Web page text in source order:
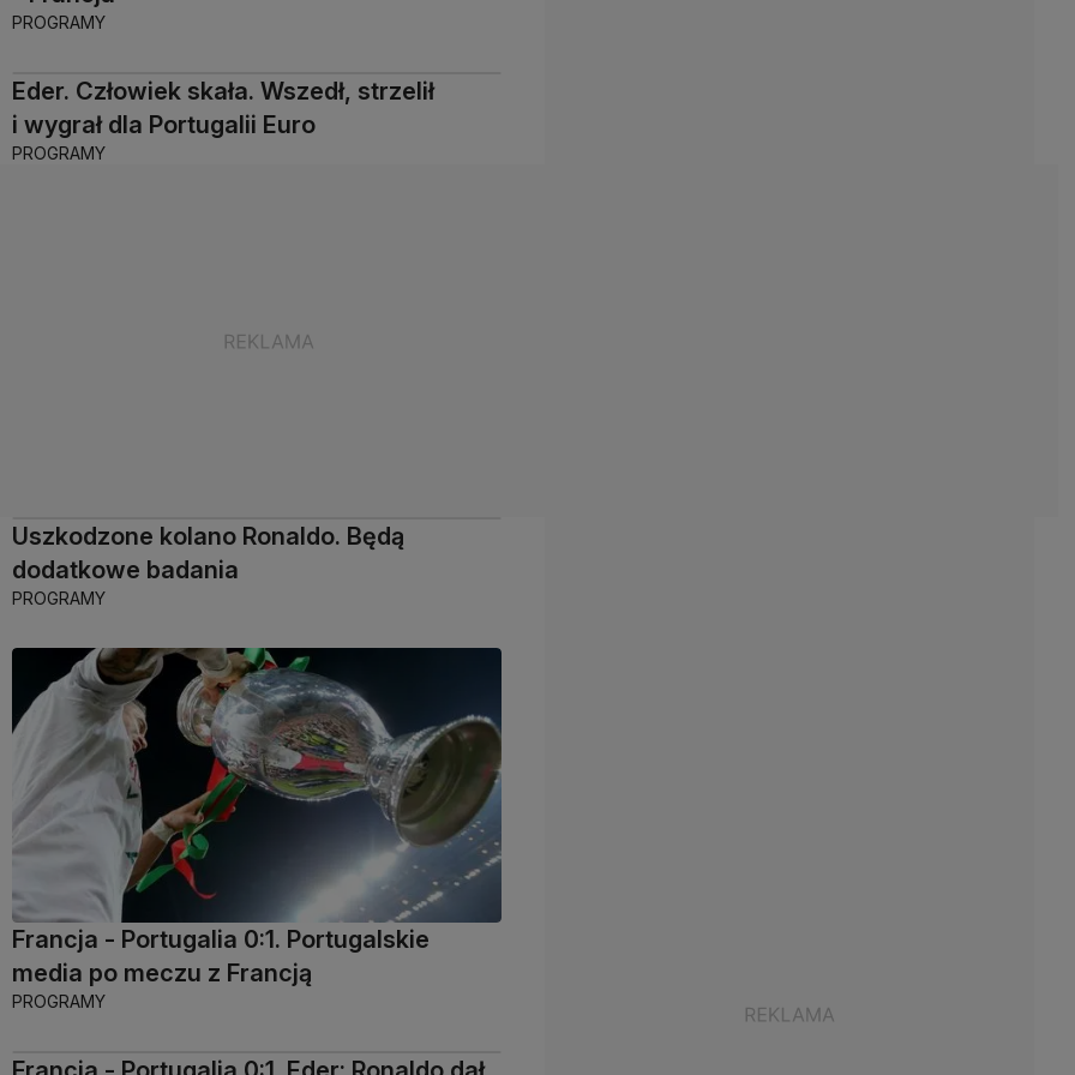
PROGRAMY
Eder. Człowiek skała. Wszedł, strzelił
i wygrał dla Portugalii Euro
PROGRAMY
Uszkodzone kolano Ronaldo. Będą
dodatkowe badania
PROGRAMY
Francja - Portugalia 0:1. Portugalskie
media po meczu z Francją
PROGRAMY